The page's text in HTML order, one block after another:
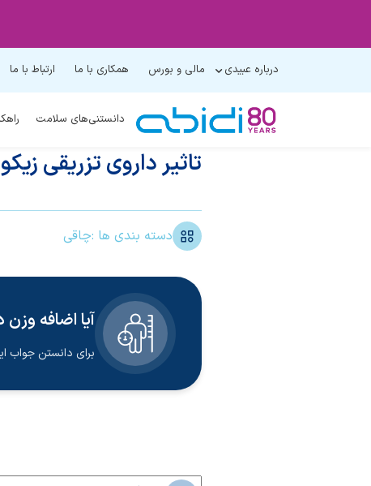
درباره عبیدی مالی و بورس همکاری با ما ارتباط با ما
دانستنی‌های سلامت
تاثیر داروی تزریقی
دسته بندی ها :چاقی
آیا اضافه
برای دانستن جواب